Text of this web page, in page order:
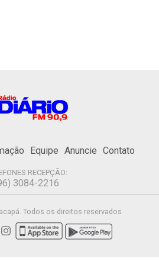
Equipe Anuncie Contato
RECEPÇÃO:
3084-2216
Todos os direitos reservados